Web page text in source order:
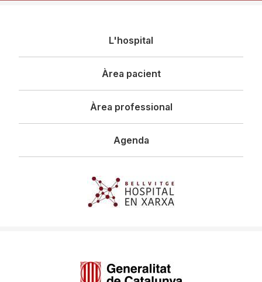
principal
L'hospital
Àrea pacient
Àrea professional
Agenda